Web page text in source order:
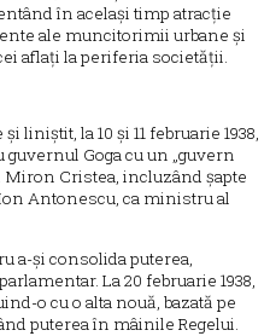
în același timp atracție
ale muncitorimii urbane și
aflați la periferia societății.
liniștit, la 10 și 11 februarie 1938,
Goga cu un „guvern
Cristea, incluzând șapte
Antonescu, ca ministru al
a-și consolida puterea,
La 20 februarie 1938,
o cu o alta nouă, bazată pe
puterea în mâinile Regelui.